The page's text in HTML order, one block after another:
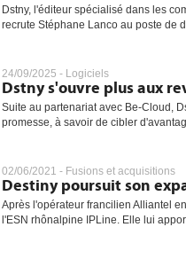
Dstny, l'éditeur spécialisé dans les
recrute Stéphane Lanco au poste de
24/09/2025 - Logiciels
Dstny s'ouvre plus aux
Suite au partenariat avec Be-Cloud,
promesse, à savoir de cibler
02/06/2021 - Fusions et acquisitions
Destiny poursuit son
Après l'opérateur francilien Alliantel
l'ESN rhônalpine IPLine. Elle lui